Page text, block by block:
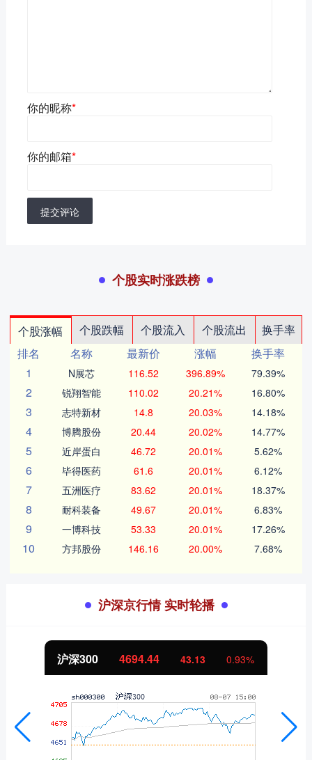
你的昵称*
你的邮箱*
提交评论
个股实时涨跌榜
个股涨幅 个股跌幅 个股流入 个股流出
换手率
排名
名称 最新价 涨幅
换手率
1
N展芯 116.52 396.89% 79.39%
2 锐翔智能 110.02 20.21% 16.80%
3 志特新材 14.8 20.03% 14.18%
4 博腾股份 20.44 20.02% 14.77%
5 近岸蛋白 46.72 20.01% 5.62%
6 毕得医药 61.6 20.01% 6.12%
7 五洲医疗 83.62 20.01% 18.37%
8 耐科装备 49.67 20.01% 6.83%
9 一博科技 53.33 20.01% 17.26%
10 方邦股份 146.16 20.00% 7.68%
沪深京行情 实时轮播
沪深300 4694.44 43.13 0.93%